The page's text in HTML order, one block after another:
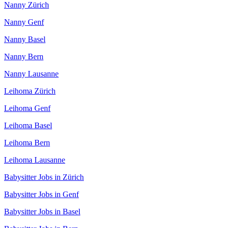
Nanny Zürich
Nanny Genf
Nanny Basel
Nanny Bern
Nanny Lausanne
Leihoma Zürich
Leihoma Genf
Leihoma Basel
Leihoma Bern
Leihoma Lausanne
Babysitter Jobs in Zürich
Babysitter Jobs in Genf
Babysitter Jobs in Basel